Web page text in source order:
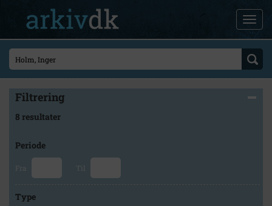
Filtrering
8 resultater
Periode
Fra Til
Type